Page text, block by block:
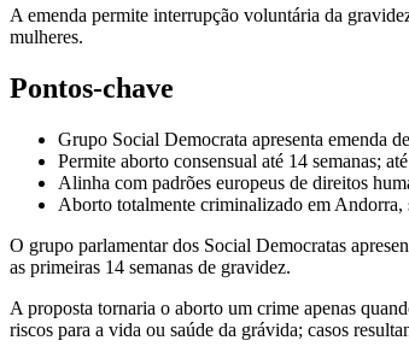
A emenda permite interrupção voluntária da
mulheres.
Pontos-chave
Grupo Social Democrata apresenta emenda
Permite aborto consensual até 14 semanas;
Alinha com padrões europeus de direitos
Aborto totalmente criminalizado em Andorra,
O grupo parlamentar dos Social Democratas
as primeiras 14 semanas de gravidez.
A proposta tornaria o aborto um crime apenas
riscos para a vida ou saúde da grávida; casos